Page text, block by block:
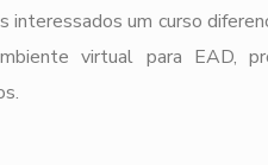
interessados um curso
virtual para EAD,